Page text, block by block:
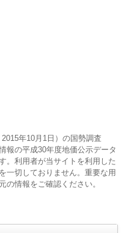
年10月1日）の国勢調査
報の平成30年度地価公示データ
。利用者が当サイトを利用した
一切しておりません。重要な用
の情報をご確認ください。